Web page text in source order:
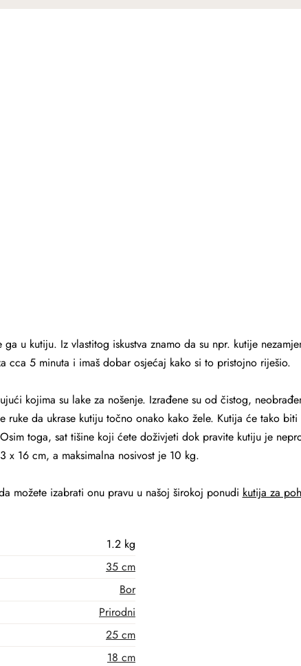
u kutiju. Iz vlastitog iskustva znamo da su npr. kutije
cca 5 minuta i imaš dobar osjećaj kako si to pristojno riješio.
kojima su lake za nošenje. Izrađene su od čistog,
ruke da ukrase kutiju točno onako kako žele. Kutija će tako
toga, sat tišine koji ćete doživjeti dok pravite kutiju je
x 16 cm, a maksimalna nosivost je 10 kg.
možete izabrati onu pravu u našoj širokoj ponudi kutija za
1.2 kg
35 cm
Bor
Prirodni
25 cm
18 cm